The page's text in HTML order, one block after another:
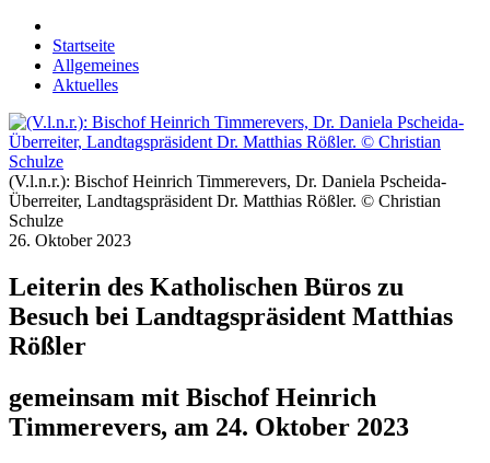
Startseite
Allgemeines
Aktuelles
(V.l.n.r.): Bischof Heinrich Timmerevers, Dr. Daniela Pscheida-
Überreiter, Landtagspräsident Dr. Matthias Rößler. © Christian
Schulze
26. Oktober 2023
Leiterin des Katholischen Büros zu
Besuch bei Landtagspräsident Matthias
Rößler
gemeinsam mit Bischof Heinrich
Timmerevers, am 24. Oktober 2023